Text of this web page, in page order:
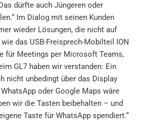
dürfte auch Jüngeren oder
Im Dialog mit seinen Kunden
wieder Lösungen, die nicht auf
das USB-Freisprech-Mobilteil ION
für Meetings per Microsoft Teams,
GL7 haben wir verstanden: Ein
nicht unbedingt über das Display
oder Google Maps wäre
wir die Tasten beibehalten – und
Taste für WhatsApp spendiert.“